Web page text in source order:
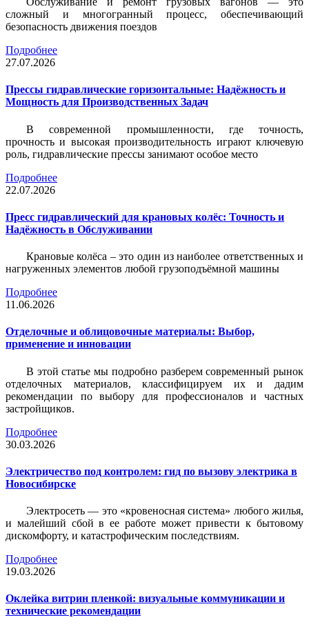
сложный и многогранный процесс, обеспечивающий
безопасность движения поездов
Подробнее
27.07.2026
Прессы гидравлические горизонтальные: Надёжность и
Мощность для Производственных Задач
В современной промышленности, где точность,
прочность и высокая производительность играют ключевую
роль, гидравлические прессы занимают особое место
Подробнее
22.07.2026
Пресс гидравлический для крановых колёс: Точность и
Надёжность в Обслуживании
Крановые колёса – это один из наиболее ответственных и
нагруженных элементов любой грузоподъёмной машины
Подробнее
11.06.2026
Отделочные и облицовочные материалы: Выбор,
применение и инновации
В этой статье мы подробно разберем современный рынок
отделочных материалов, классифицируем их и дадим
рекомендации по выбору для профессионалов и частных
застройщиков.
Подробнее
30.03.2026
Электричество под контролем: гид по вызову электрика в
Новосибирске
Электросеть — это «кровеносная система» любого жилья,
и малейший сбой в ее работе может привести к бытовому
дискомфорту, и катастрофическим последствиям.
Подробнее
19.03.2026
Оклейка витрин пленкой: визуальные коммуникации и
технические рекомендации